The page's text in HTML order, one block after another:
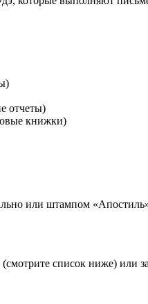
отчеты)
книжки)
или штампом
список ниже) или